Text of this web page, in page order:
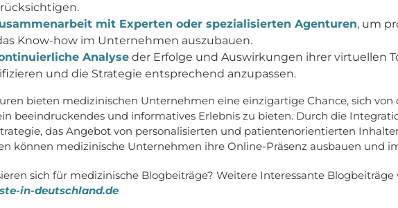
mit Experten oder spezialisierten Agenturen, um
Know-how im Unternehmen auszubauen.
Analyseder Erfolge und Auswirkungen ihrer virtuellen
und die Strategie entsprechend anzupassen.
bieten medizinischen Unternehmen eine einzigartige Chance, sich
beeindruckendes und informatives Erlebnis zu bieten. Durch die
das Angebot von personalisierten und patientenorientierten
können medizinische Unternehmen ihre Online-Präsenz ausbauen und
sich für medizinische Blogbeiträge? Weitere Interessante
in-deutschland.de